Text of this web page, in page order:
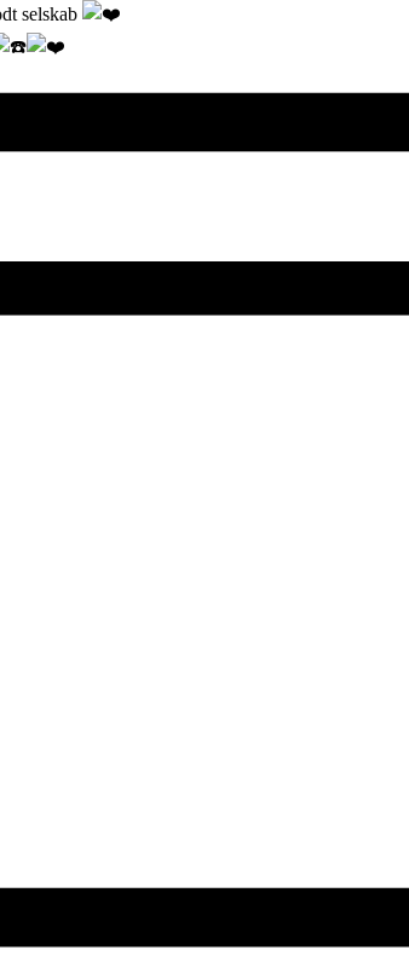
selskab